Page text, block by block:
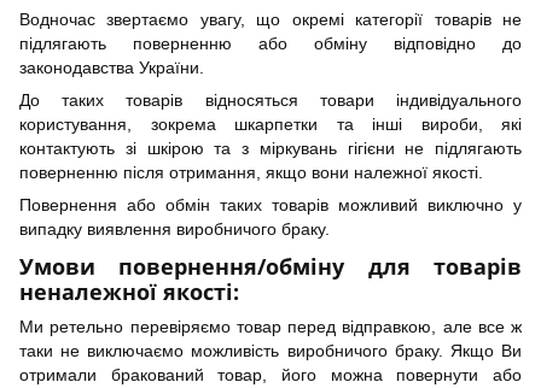
Водночас звертаємо увагу, що окремі категорії товарів не
підлягають поверненню або обміну відповідно до
законодавства України.
До таких товарів відносяться товари індивідуального
користування, зокрема шкарпетки та інші вироби, які
контактують зі шкірою та з міркувань гігієни не підлягають
поверненню після отримання, якщо вони належної якості.
Повернення або обмін таких товарів можливий виключно у
випадку виявлення виробничого браку.
Умови повернення/обміну для товарів
неналежної якості:
Ми ретельно перевіряємо товар перед відправкою, але все ж
таки не виключаємо можливість виробничого браку. Якщо Ви
отримали бракований товар, його можна повернути або